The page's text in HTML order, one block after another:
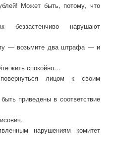
Может быть, потому, что
беззастенчиво нарушают
— возьмите два штрафа — и
жить спокойно…
лицом к своим
приведены в соответствие
нарушениям комитет